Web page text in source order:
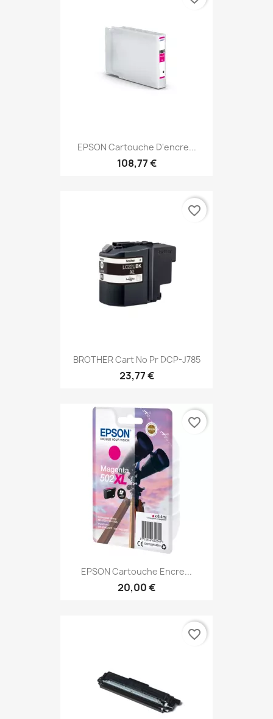
EPSON Cartouche D'encre...
108,77 €
BROTHER Cart No Pr DCP-J785
23,77 €
favorite_border
EPSON Cartouche Encre...
20,00 €
favorite_border
favorite_border